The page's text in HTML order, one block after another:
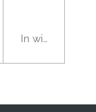
In winkelwagen